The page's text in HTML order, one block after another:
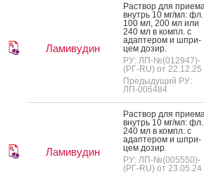
Ламивудин
Рас­твор для при­ема
внутрь 10 мг/мл: фл.
100 мл, 200 мл или
240 мл в компл. с
адап­те­ром и шпри­
цем до­зир.
РУ: ЛП-№(012947)-
(РГ-RU) от 22.12.25
Предыдущий РУ:
ЛП-006484
Ламивудин
Рас­твор для при­ема
внутрь 10 мг/мл: фл.
240 мл в компл. с
адап­те­ром и шпри­
цем до­зир.
РУ: ЛП-№(005550)-
(РГ-RU) от 23.05.24